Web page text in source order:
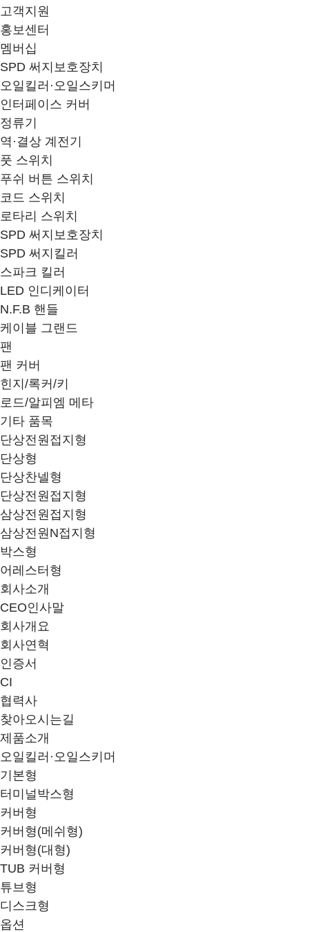
고객지원
홍보센터
멤버십
SPD 써지보호장치
오일킬러·오일스키머
인터페이스 커버
정류기
역·결상 계전기
풋 스위치
푸쉬 버튼 스위치
코드 스위치
로타리 스위치
SPD 써지보호장치
SPD 써지킬러
스파크 킬러
LED 인디케이터
N.F.B 핸들
케이블 그랜드
팬
팬 커버
힌지/록커/키
로드/알피엠 메타
기타 품목
단상전원접지형
단상형
단상찬넬형
단상전원접지형
삼상전원접지형
삼상전원N접지형
박스형
어레스터형
회사소개
CEO인사말
회사개요
회사연혁
인증서
CI
협력사
찾아오시는길
제품소개
오일킬러·오일스키머
기본형
터미널박스형
커버형
커버형(메쉬형)
커버형(대형)
TUB 커버형
튜브형
디스크형
옵션